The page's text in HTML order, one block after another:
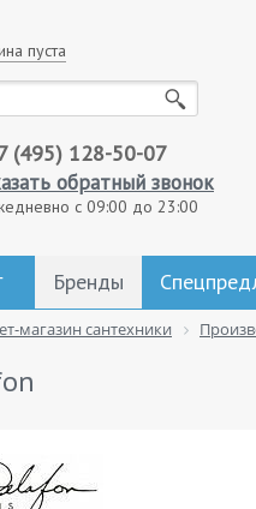
пуста
(495) 128-50-07
обратный звонок
с 09:00 до 23:00
Бренды
магазин сантехники